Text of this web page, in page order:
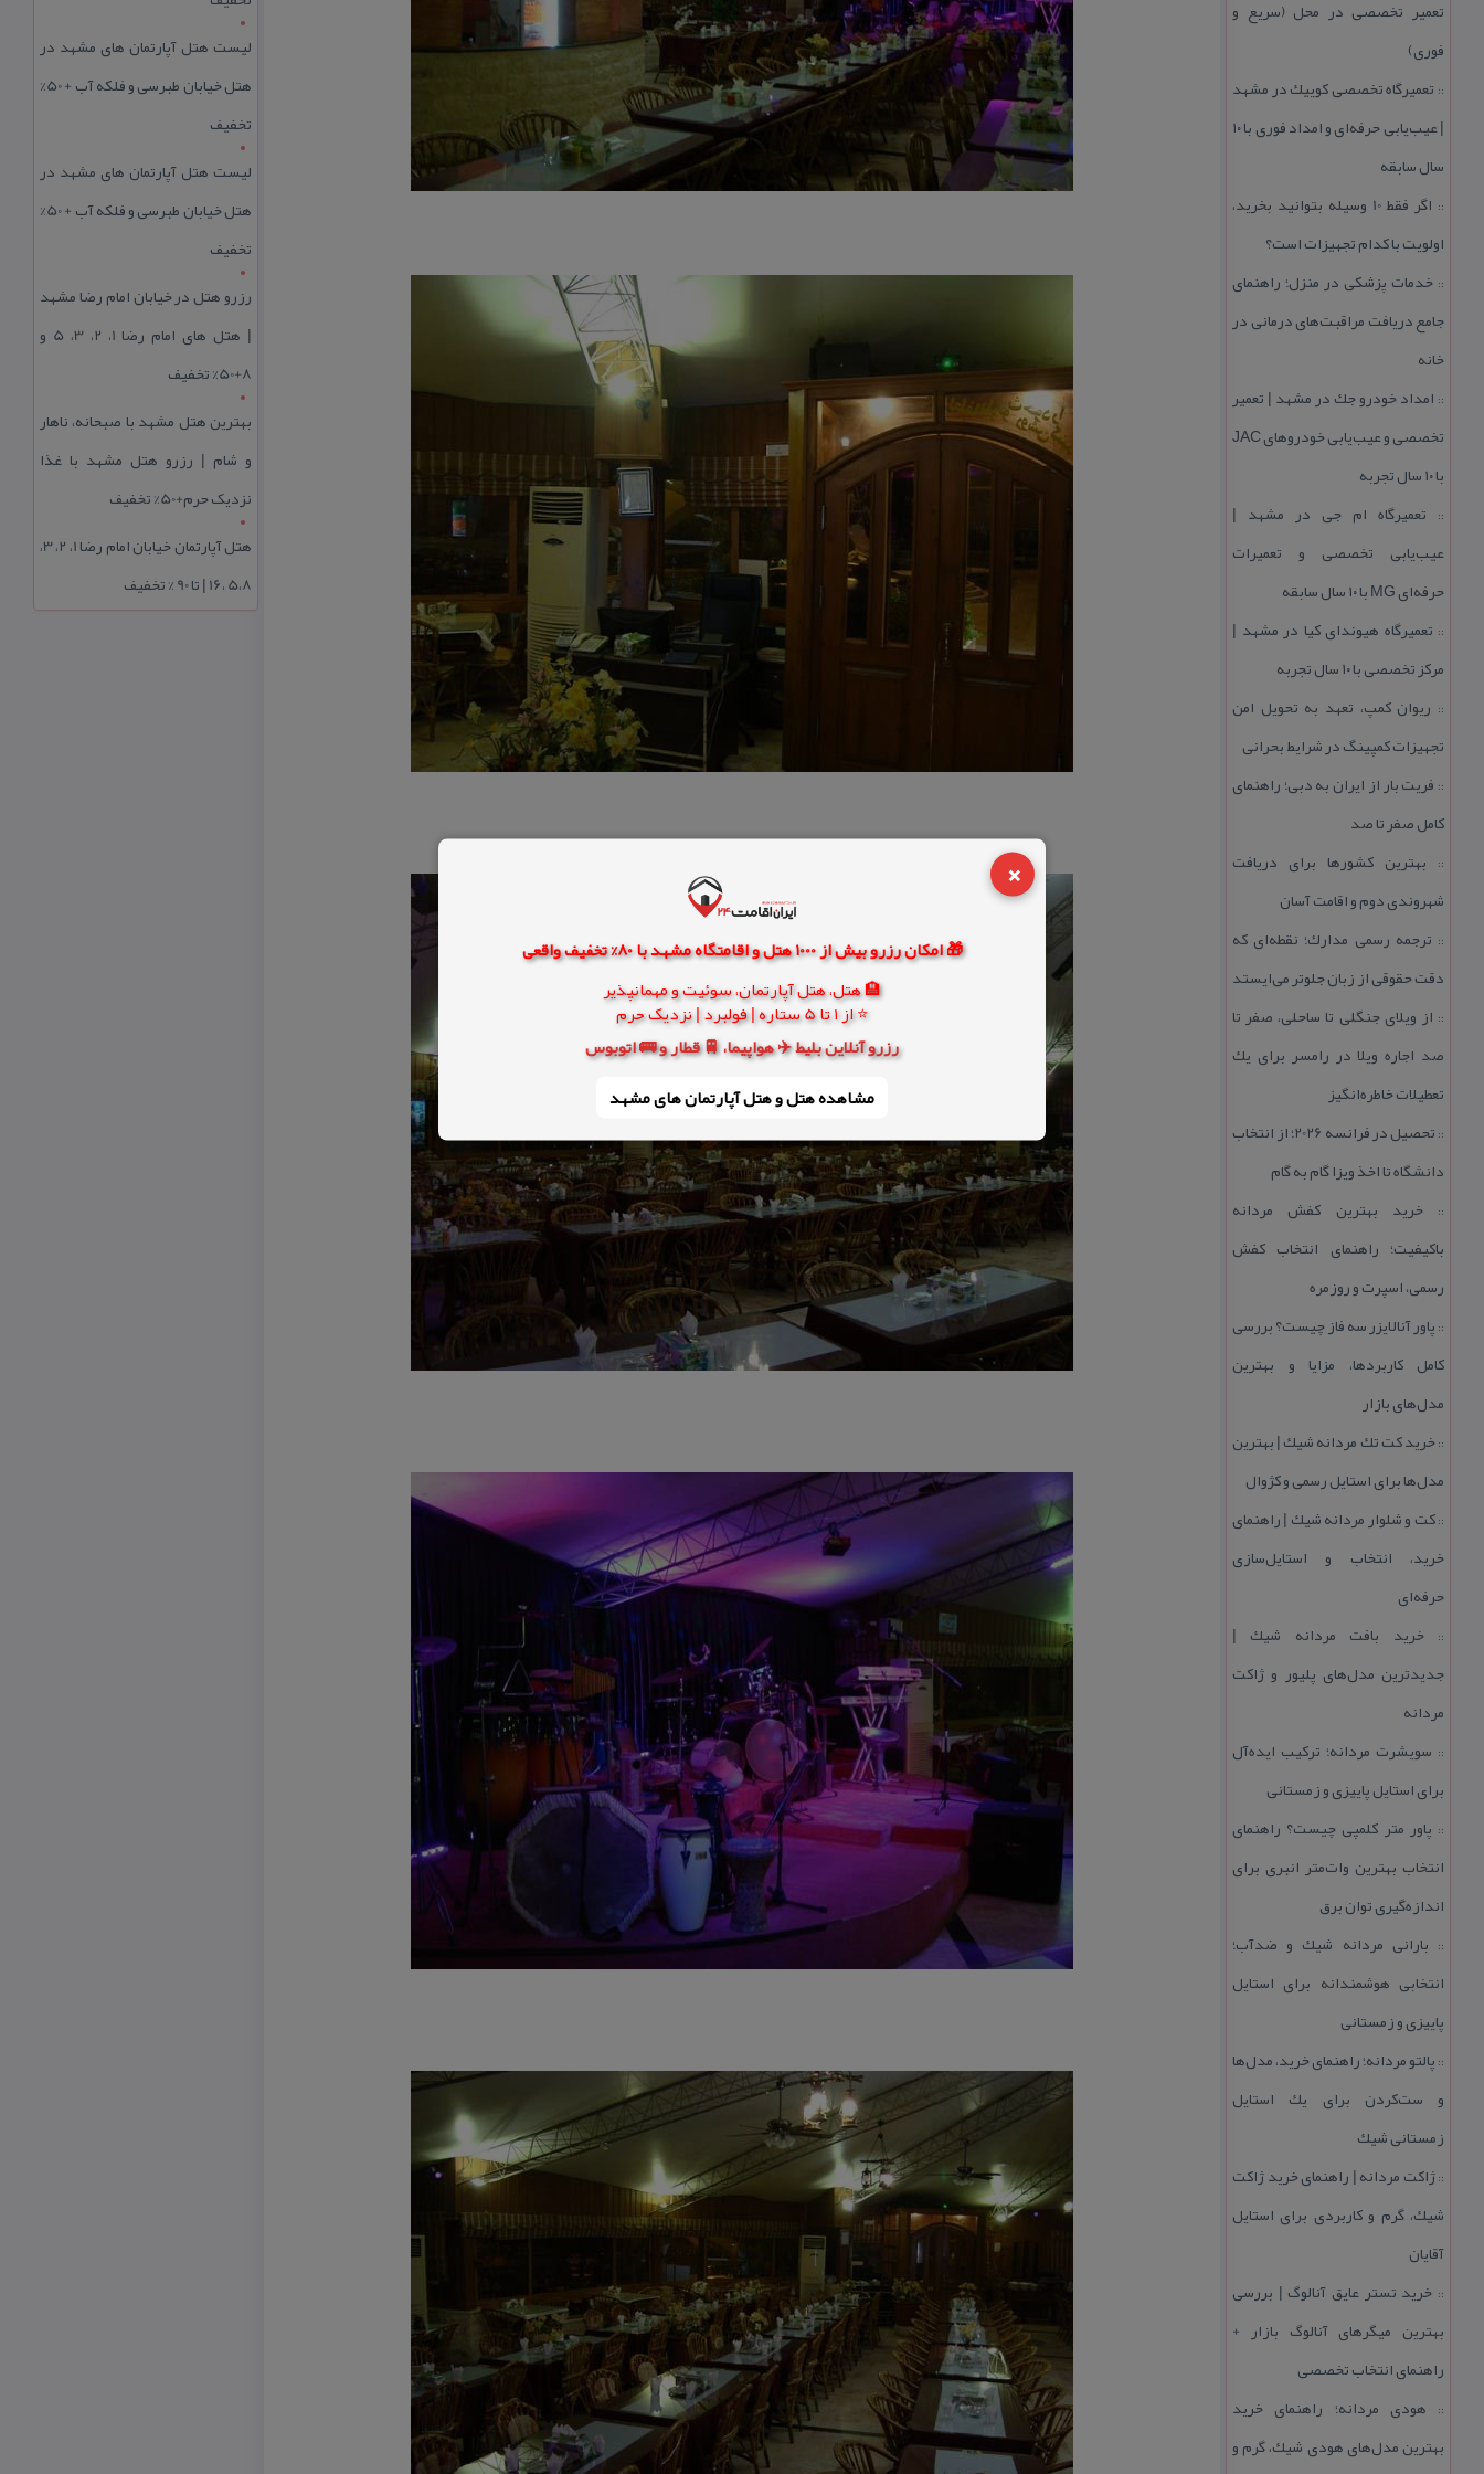
×
🎁 امکان رزرو بیش از 1000 هتل و اقامتگاه مشهد با 80% تخفیف واقعی
🏨 هتل، هتل آپارتمان، سوئیت و مهمانپذیر
⭐ از 1 تا 5 ستاره | فولبرد | نزدیک حرم
رزرو آنلاین بلیط ✈️ هواپیما، 🚆 قطار و 🚌 اتوبوس
مشاهده هتل و هتل‌ آپارتمان های مشهد
تعمیر تخصصی در محل (سریع و
فوری)
:: تعمیرگاه تخصصی كوییك در مشهد
| عیب‌یابی حرفه‌ای و امداد فوری با ۱۰
سال سابقه
::
اگر فقط 10 وسیله بتوانید بخرید،
اولویت با كدام تجهیزات است؟
:: خدمات پزشكی در منزل؛ راهنمای
جامع دریافت مراقبت‌های درمانی در
خانه
:: امداد خودرو جك در مشهد | تعمیر
تخصصی و عیب‌یابی خودروهای JAC
با ۱۰ سال تجربه
:: تعمیرگاه ام جی در مشهد |
عیب‌یابی تخصصی و تعمیرات
حرفه‌ای MG با ۱۰ سال سابقه
:: تعمیرگاه هیوندای كیا در مشهد |
مركز تخصصی با ۱۰ سال تجربه
:: ریوان كمپ، تعهد به تحویل امن
تجهیزات كمپینگ در شرایط بحرانی
:: فریت بار از ایران به دبی؛ راهنمای
كامل صفر تا صد
:: بهترین كشورها برای دریافت
شهروندی دوم و اقامت آسان
:: ترجمه رسمی مدارك؛ نقطه‌ای كه
دقت حقوقی از زبان جلوتر می‌ایستد
:: از ویلای جنگلی تا ساحلی، صفر تا
صد اجاره ویلا در رامسر برای یك
تعطیلات خاطره‌انگیز
::
تحصیل در فرانسه 2026؛ از انتخاب
دانشگاه تا اخذ ویزا گام به گام
::خرید بهترین كفش مردانه
باكیفیت؛ راهنمای انتخاب كفش
رسمی، اسپرت و روزمره
:: پاور آنالایزر سه فاز چیست؟ بررسی
كامل كاربردها، مزایا و بهترین
مدل‌های بازار
::خرید كت تك مردانه شیك | بهترین
مدل‌ها برای استایل رسمی و كژوال
::كت و شلوار مردانه شیك | راهنمای
خرید، انتخاب و استایل‌سازی
حرفه‌ای
::خرید بافت مردانه شیك |
جدیدترین مدل‌های پلیور و ژاكت
مردانه
:: سویشرت مردانه؛ تركیب ایده‌آل
برای استایل پاییزی و زمستانی
:: پاور متر كلمپی چیست؟ راهنمای
انتخاب بهترین وات‌متر انبری برای
اندازه‌گیری توان برق
:: بارانی مردانه شیك و ضدآب؛
انتخابی هوشمندانه برای استایل
پاییزی و زمستانی
:: پالتو مردانه؛ راهنمای خرید، مدل‌ها
و ست‌كردن برای یك استایل
زمستانی شیك
::ژاكت مردانه | راهنمای خرید ژاكت
شیك، گرم و كاربردی برای استایل
آقایان
:: خرید تستر عایق آنالوگ | بررسی
بهترین میگرهای آنالوگ بازار +
راهنمای انتخاب تخصصی
:: هودی مردانه؛ راهنمای خرید
بهترین مدل‌های هودی شیك، گرم و
لیست هتل آپارتمان های مشهد در
هتل خیابان طبرسی و فلکه آب + 50%
تخفیف
لیست هتل آپارتمان های مشهد در
هتل خیابان طبرسی و فلکه آب + 50%
تخفیف
رزرو هتل در خیابان امام رضا مشهد
| هتل‌ های امام رضا 1، 2، 3، 5 و
8+50% تخفیف
بهترین هتل مشهد با صبحانه، ناهار
و شام | رزرو هتل مشهد با غذا
نزدیک حرم+50% تخفیف
هتل آپارتمان خیابان امام رضا 1، 2، 3،
5،8 ،16 | تا 90 % تخفیف